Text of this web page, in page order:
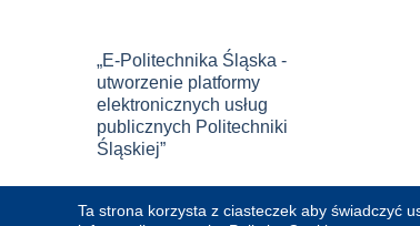
„E-Politechnika Śląska -
utworzenie platformy
elektronicznych usług
publicznych Politechniki
Śląskiej”
Ta strona korzysta z ciasteczek aby świadczyć